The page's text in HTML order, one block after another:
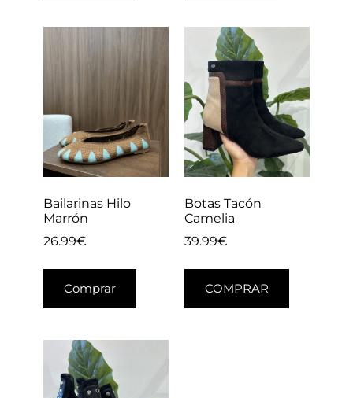
Bailarinas Hilo
Marrón
26.99€
Comprar
Botas Tacón
Camelia
39.99€
COMPRAR